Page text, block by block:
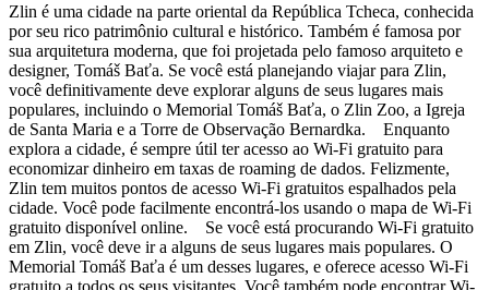
Zlin é uma cidade na parte oriental da República Tcheca, conhecida
por seu rico patrimônio cultural e histórico. Também é famosa por
sua arquitetura moderna, que foi projetada pelo famoso arquiteto e
designer, Tomáš Baťa. Se você está planejando viajar para Zlin,
você definitivamente deve explorar alguns de seus lugares mais
populares, incluindo o Memorial Tomáš Baťa, o Zlin Zoo, a Igreja
de Santa Maria e a Torre de Observação Bernardka. Enquanto
explora a cidade, é sempre útil ter acesso ao Wi-Fi gratuito para
economizar dinheiro em taxas de roaming de dados. Felizmente,
Zlin tem muitos pontos de acesso Wi-Fi gratuitos espalhados pela
cidade. Você pode facilmente encontrá-los usando o mapa de Wi-Fi
gratuito disponível online. Se você está procurando Wi-Fi gratuito
em Zlin, você deve ir a alguns de seus lugares mais populares. O
Memorial Tomáš Baťa é um desses lugares, e oferece acesso Wi-Fi
gratuito a todos os seus visitantes. Você também pode encontrar Wi-